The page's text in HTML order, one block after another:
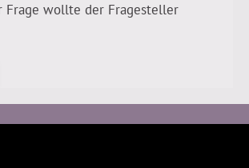
Frage wollte der Fragesteller